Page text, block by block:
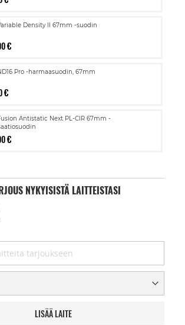
Density II 67mm -suodin
€
Pro -harmaasuodin, 67mm
€
Antistatic Next PL-CIR 67mm -
€
NYKYISISTÄ LAITTEISTASI
LISÄÄ LAITE